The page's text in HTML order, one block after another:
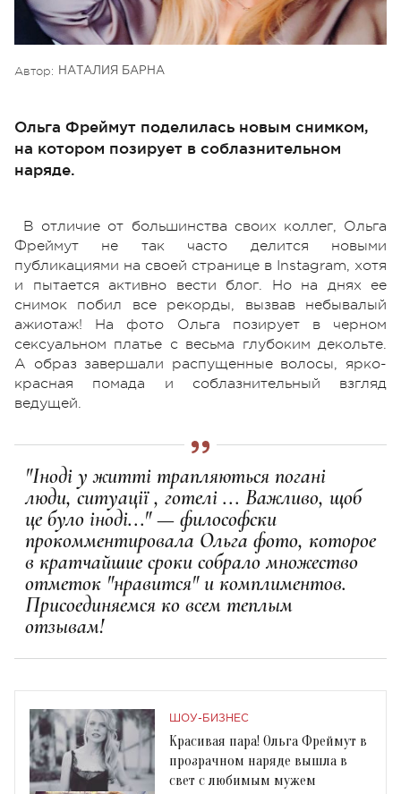
Автор: НАТАЛИЯ БАРНА
Ольга Фреймут поделилась новым снимком,
на котором позирует в соблазнительном
наряде.
В отличие от большинства своих коллег, Ольга
Фреймут не так часто делится новыми
публикациями на своей странице в Instagram, хотя
и пытается активно вести блог. Но на днях ее
снимок побил все рекорды, вызвав небывалый
ажиотаж! На фото Ольга позирует в черном
сексуальном платье с весьма глубоким декольте.
А образ завершали распущенные волосы, ярко-
красная помада и соблазнительный взгляд
ведущей.
"Іноді у житті трапляються погані
люди, ситуації , готелі ... Важливо, щоб
це було іноді..." — философски
прокомментировала Ольга фото, которое
в кратчайшие сроки собрало множество
отметок "нравится" и комплиментов.
Присоединяемся ко всем теплым
отзывам!
ШОУ-БИЗНЕС
Красивая пара! Ольга Фреймут в
прозрачном наряде вышла в
свет с любимым мужем